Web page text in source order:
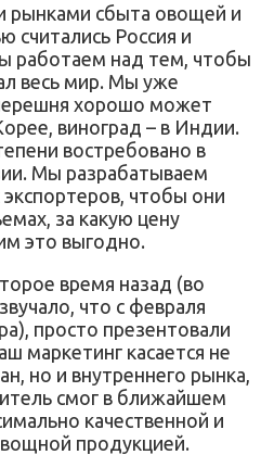
рынками сбыта овощей и
считались Россия и
работаем над тем, чтобы
весь мир. Мы уже
хорошо может
виноград – в Индии.
востребовано в
Мы разрабатываем
чтобы они
за какую цену
это выгодно.
время назад (во
что с февраля
просто презентовали
маркетинг касается не
но и внутреннего рынка,
смог в ближайшем
качественной и
продукцией.